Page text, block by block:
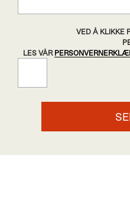
VED Å KLIKKE
LES VÅR